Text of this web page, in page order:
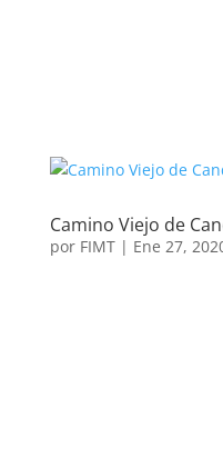
Camino Viejo de
por FIMT| Ene 27,